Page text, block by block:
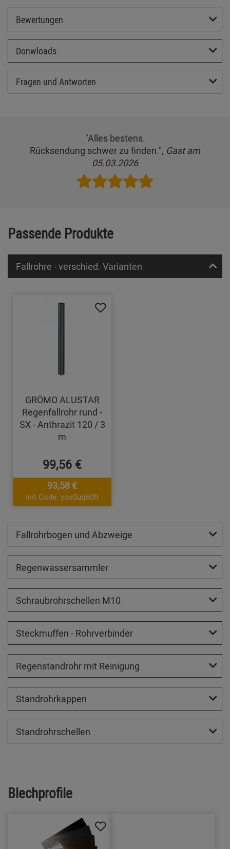
Bewertungen
Donwloads
Fragen und Antworten
"Alles bestens.
Rücksendung schwer zu finden.", Gast am
05.03.2026
Passende Produkte
Fallrohre - verschied. Varianten
GRÖMO ALUSTAR
Regenfallrohr rund -
SX - Anthrazit 120 / 3
m
99,56 €
93,58 €
mit Code: yos0uq60fr
Fallrohrbogen und Abzweige
Regenwassersammler
Schraubrohrschellen M10
Steckmuffen - Rohrverbinder
Regenstandrohr mit Reinigung
Standrohrkappen
Standrohrschellen
Blechprofile